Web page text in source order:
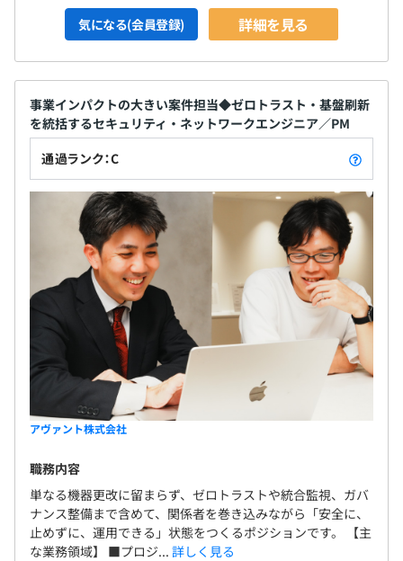
気になる(会員登録) 詳細を見る
事業インパクトの大きい案件担当◆ゼロトラスト・基盤刷新
を統括するセキュリティ・ネットワークエンジニア／PM
通過ランク：C
アヴァント株式会社
職務内容
単なる機器更改に留まらず、ゼロトラストや統合監視、ガバ
ナンス整備まで含めて、関係者を巻き込みながら「安全に、
止めずに、運用できる」状態をつくるポジションです。 【主
な業務領域】 ■プロジ... 詳しく見る